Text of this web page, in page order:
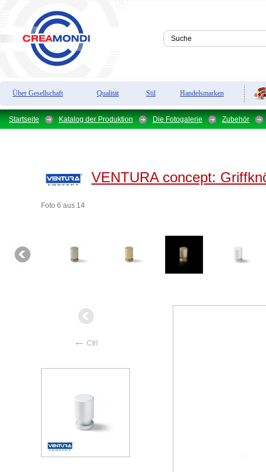
Über Gesellschaft Qualität Stil Handelsmarken
Startseite Katalog der Produktion Die Fotogalerie Zubehör
VENTURA concept:
Foto 6 aus 14
← Ctrl